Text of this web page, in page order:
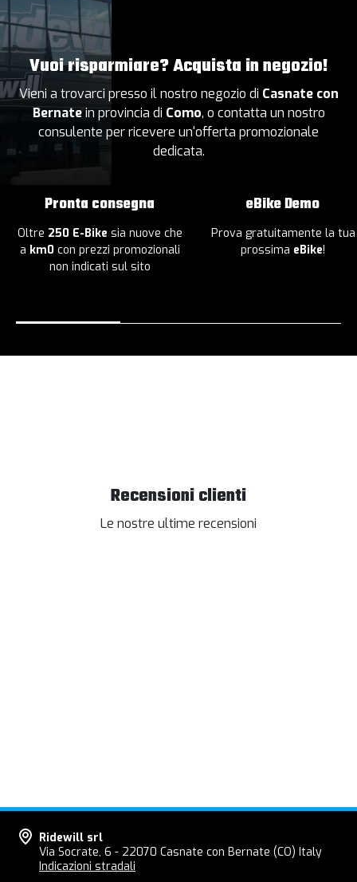
Vuoi risparmiare? Acquista in negozio!
Vieni a trovarci presso il nostro negozio di Casnate con
Bernatein provincia di Como, o contatta un nostro
consulente per ricevere un'offerta promozionale
dedicata.
Pronta consegna
Oltre 250 E-Bike sia nuove che
a km0 con prezzi promozionali
non indicati sul sito
eBike Demo
Prova gratuitamente la tua
prossima eBike!
Recensioni clienti
Le nostre ultime recensioni
Ridewill srl
Via Socrate, 6 - 22070 Casnate con Bernate (CO) Italy
Indicazioni stradali